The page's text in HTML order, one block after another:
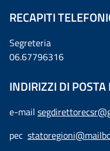
RECAPITI
Segreteria
06.67796316
INDIRIZZI DI
e-mail
pec